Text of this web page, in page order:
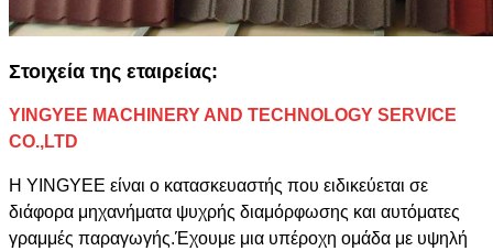
Στοιχεία της εταιρείας:
YINGYEE MACHINERY AND TECHNOLOGY SERVICE
CO.,LTD
Η YINGYEE είναι ο κατασκευαστής που ειδικεύεται σε
διάφορα μηχανήματα ψυχρής διαμόρφωσης και αυτόματες
γραμμές παραγωγής.Έχουμε μια υπέροχη ομάδα με υψηλή